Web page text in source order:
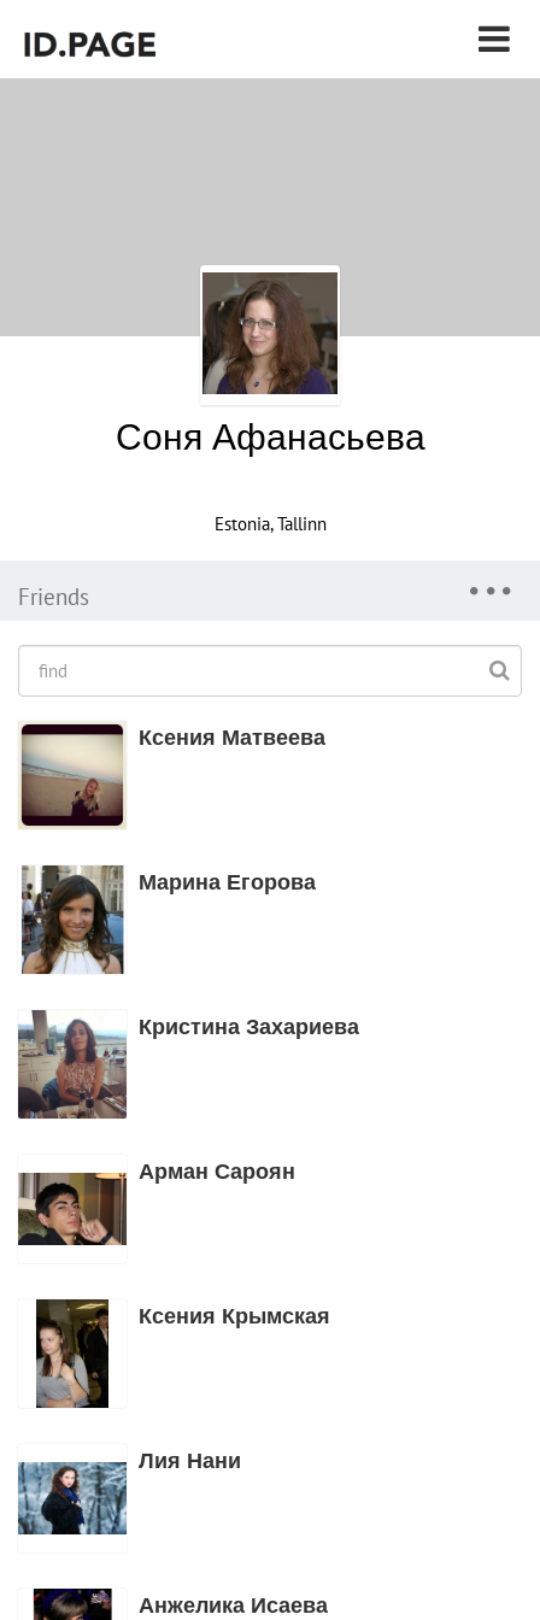
Соня Афанасьева
Estonia, Tallinn
Friends
Ксения Матвеева
Марина Егорова
Кристина Захариева
Арман Сароян
Ксения Крымская
Лия Нани
Анжелика Исаева